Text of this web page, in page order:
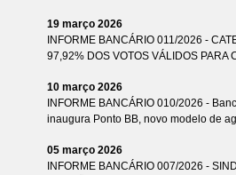
19 março 2026
INFORME BANCÁRIO 011/2026 -
97,92% DOS VOTOS VÁLIDOS PARA
10 março 2026
INFORME BANCÁRIO 010/2026 -
inaugura Ponto BB, novo modelo de
05 março 2026
INFORME BANCÁRIO 007/2026 -